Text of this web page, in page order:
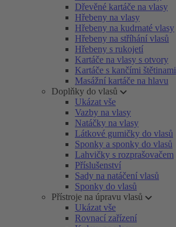
Dřevěné kartáče na vlasy
Hřebeny na vlasy
Hřebeny na kudrnaté vlasy
Hřebeny na stříhání vlasů
Hřebeny s rukojetí
Kartáče na vlasy s otvory
Kartáče s kančími štětinami
Masážní kartáče na hlavu
Doplňky do vlasů
Ukázat vše
Vazby na vlasy
Natáčky na vlasy
Látkové gumičky do vlasů
Sponky a sponky do vlasů
Lahvičky s rozprašovačem
Příslušenství
Sady na natáčení vlasů
Sponky do vlasů
Přístroje na úpravu vlasů
Ukázat vše
Rovnací zařízení